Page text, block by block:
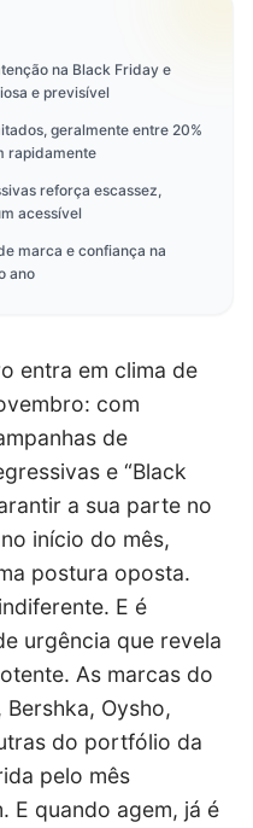
na Black Friday e
e previsível
geralmente entre 20%
rapidamente
reforça escassez,
acessível
marca e confiança na
ano
entra em clima de
com
de
e “Black
a sua parte no
início do mês,
postura oposta.
E é
urgência que revela
As marcas do
Bershka, Oysho,
do portfólio da
pelo mês
E quando agem, já é